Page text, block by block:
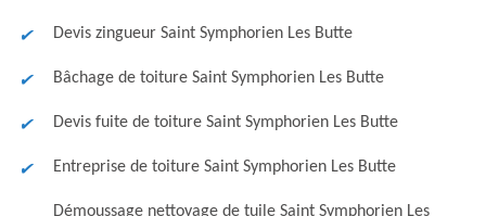
Devis zingueur Saint Symphorien Les Butte
Bâchage de toiture Saint Symphorien Les Butte
Devis fuite de toiture Saint Symphorien Les Butte
Entreprise de toiture Saint Symphorien Les Butte
Démoussage nettoyage de tuile Saint Symphorien Les